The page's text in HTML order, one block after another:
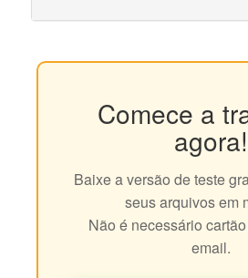
Comece a
agora!
Baixe a versão de teste
seus arquivos em
Não é necessário
email.